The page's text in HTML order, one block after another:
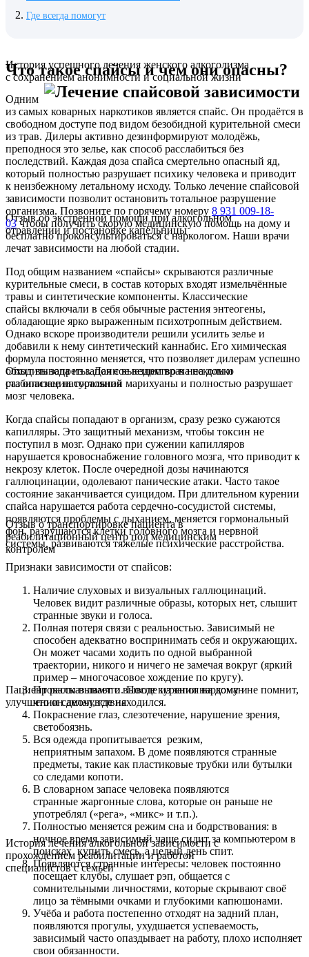
История успешного лечения женского алкоголизма
с сохранением анонимности и социальной жизни
Отзыв об экстренной помощи при алкогольном
отравлении и постановке капельницы
Опыт вывода из запоя с выездом врача на дом и
стабилизации состояния
Отзыв о транспортировке пациента в
реабилитационный центр под медицинским
контролем
Пациент рассказывает о выводе из запоя на дому и
улучшении самочувствия
История лечения алкогольной зависимости с
прохождением реабилитации и работой
специалистов с семьей
Где всегда помогут
Что такое спайсы и чем они опасны?
Одним
из самых коварных наркотиков является спайс. Он продаётся в
свободном доступе под видом безобидной курительной смеси
из трав. Дилеры активно дезинформируют молодёжь,
преподнося это зелье, как способ расслабиться без
последствий. Каждая доза спайса смертельно опасный яд,
который полностью разрушает психику человека и приводит
к неизбежному летальному исходу. Только лечение спайсовой
зависимости позволит остановить тотальное разрушение
организма. Позвоните по горячему номеру 8 931 009-18-
03чтобы получить скорую медицинскую помощь на дому и
бесплатно проконсультироваться с наркологом. Наши врачи
лечат зависимости на любой стадии.
Под общим названием «спайсы» скрываются различные
курительные смеси, в состав которых входят измельчённые
травы и синтетические компоненты. Классические
спайсы включали в себя обычные растения энтеогены,
обладающие ярко выраженным психотропным действием.
Однако вскоре производители решили усилить зелье и
добавили к нему синтетический каннабис. Его химическая
формула постоянно меняется, что позволяет дилерам успешно
обходить запреты. Данное вещество в несколько
раз опаснее натуральной марихуаны и полностью разрушает
мозг человека.
Когда спайсы попадают в организм, сразу резко сужаются
капилляры. Это защитный механизм, чтобы токсин не
поступил в мозг. Однако при сужении капилляров
нарушается кровоснабжение головного мозга, что приводит к
некрозу клеток. После очередной дозы начинаются
галлюцинации, одолевают панические атаки. Часто такое
состояние заканчивается суицидом. При длительном курении
спайса нарушается работа сердечно-сосудистой системы,
появляются проблемы с дыханием, меняется гормональный
фон, разрушаются клетки головного мозга и нервной
системы, развиваются тяжёлые психические расстройства.
Признаки зависимости от спайсов:
Наличие слуховых и визуальных галлюцинаций.
Человек видит различные образы, которых нет, слышит
странные звуки и голоса.
Полная потеря связи с реальностью. Зависимый не
способен адекватно воспринимать себя и окружающих.
Он может часами ходить по одной выбранной
траектории, никого и ничего не замечая вокруг (яркий
пример – многочасовое хождение по кругу).
Провалы в памяти. После курения наркоман не помнит,
что он делал, где находился.
Покраснение глаз, слезотечение, нарушение зрения,
светобоязнь.
Вся одежда пропитывается резким,
неприятным запахом. В доме появляются странные
предметы, такие как пластиковые трубки или бутылки
со следами копоти.
В словарном запасе человека появляются
странные жаргонные слова, которые он раньше не
употреблял («рега», «микс» и т.п.).
Полностью меняется режим сна и бодрствования: в
ночное время зависимый чаще сидит за компьютером в
поисках купить смесь, а целый день спит.
Появляются странные интересы: человек постоянно
посещает клубы, слушает рэп, общается с
сомнительными личностями, которые скрывают своё
лицо за тёмными очками и глубокими капюшонами.
Учёба и работа постепенно отходят на задний план,
появляются прогулы, ухудшается успеваемость,
зависимый часто опаздывает на работу, плохо исполняет
свои обязанности.